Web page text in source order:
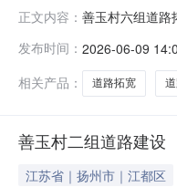
正文内容： 善玉村六组道
理事会成员大会
发布时间： 2026-06-09
相关产品：
道路拓宽
善玉村二组道路建设
江苏省｜扬州市｜江都区